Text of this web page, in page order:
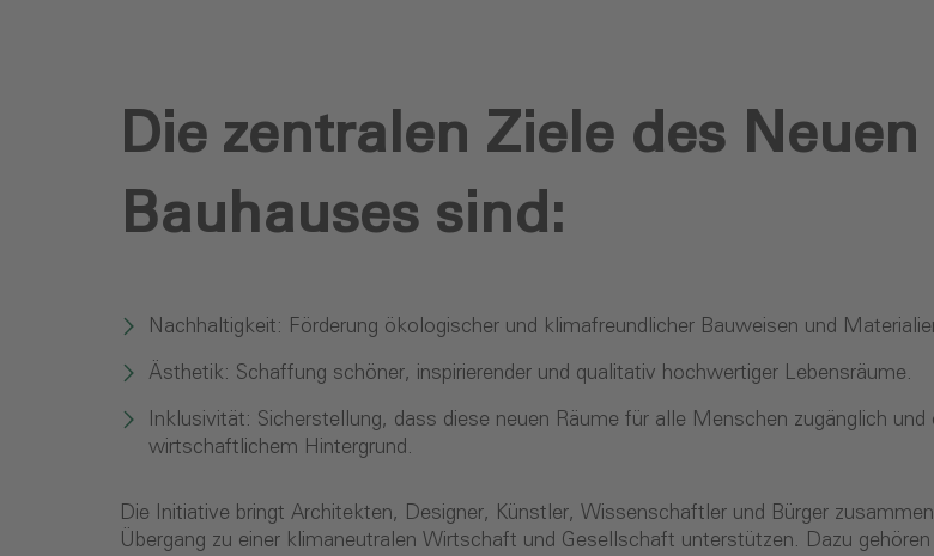
Die zentralen Ziele des
Bauhauses sind:
Nachhaltigkeit: Förderung ökologischer und klimafreundlicher Bauweisen und
Ästhetik: Schaffung schöner, inspirierender und qualitativ hochwertiger Lebensräume.
Inklusivität: Sicherstellung, dass diese neuen Räume für alle Menschen zugänglich
wirtschaftlichem Hintergrund.
Die Initiative bringt Architekten, Designer, Künstler, Wissenschaftler und Bürger
Übergang zu einer klimaneutralen Wirtschaft und Gesellschaft unterstützen. Dazu